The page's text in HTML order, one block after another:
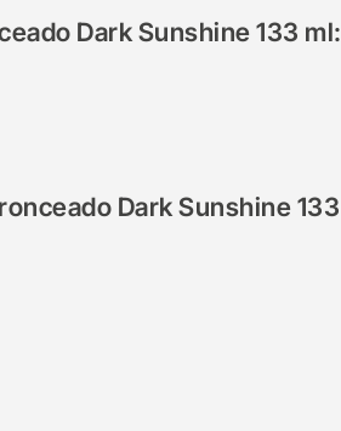
Dark Sunshine 133 ml:
Dark Sunshine